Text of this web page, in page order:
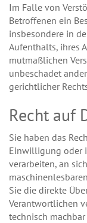
Im Falle von
Betroffenen ein
insbesondere in
Aufenthalts, ihres
mutmaßlichen
unbeschadet
gerichtlicher
Recht auf
Sie haben das
Einwilligung oder
verarbeiten, an
Sie die direkte
Verantwortlichen
technisch machbar